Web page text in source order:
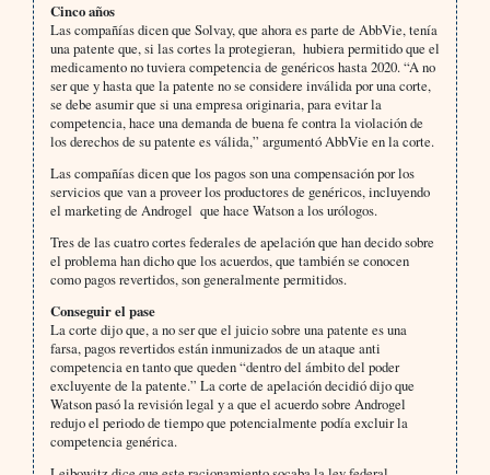
Cinco años
Las compañías dicen que Solvay, que ahora es parte de AbbVie, tenía
una patente que, si las cortes la protegieran, hubiera permitido que el
medicamento no tuviera competencia de genéricos hasta 2020. “A no
ser que y hasta que la patente no se considere inválida por una corte,
se debe asumir que si una empresa originaria, para evitar la
competencia, hace una demanda de buena fe contra la violación de
los derechos de su patente es válida,” argumentó AbbVie en la corte.
Las compañías dicen que los pagos son una compensación por los
servicios que van a proveer los productores de genéricos, incluyendo
el marketing de Androgel que hace Watson a los urólogos.
Tres de las cuatro cortes federales de apelación que han decido sobre
el problema han dicho que los acuerdos, que también se conocen
como pagos revertidos, son generalmente permitidos.
Conseguir el pase
La corte dijo que, a no ser que el juicio sobre una patente es una
farsa, pagos revertidos están inmunizados de un ataque anti
competencia en tanto que queden “dentro del ámbito del poder
excluyente de la patente.” La corte de apelación decidió dijo que
Watson pasó la revisión legal y a que el acuerdo sobre Androgel
redujo el periodo de tiempo que potencialmente podía excluir la
competencia genérica.